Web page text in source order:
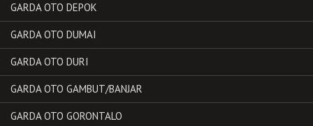
GARDA OTO DEPOK
GARDA OTO DUMAI
GARDA OTO DURI
GARDA OTO GAMBUT/BANJAR
GARDA OTO GORONTALO